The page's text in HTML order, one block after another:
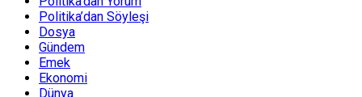
Politika’dan Söyleşi
Dosya
Gündem
Emek
Ekonomi
Dünya